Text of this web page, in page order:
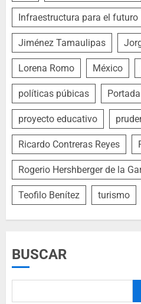
Infraestructura para el futuro
Jiménez Tamaulipas
Lorena Romo México
políticas púbicas Portada
proyecto educativo
Ricardo Contreras Reyes
Rogerio Hershberger de la
Teofilo Benítez turismo
BUSCAR